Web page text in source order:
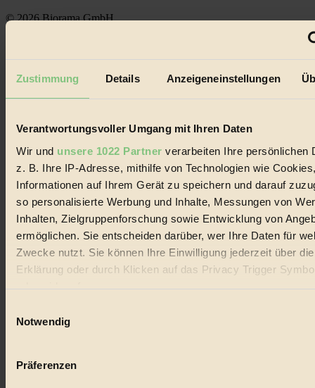
Zustimmung Details Anzeigeneinstellungen
Verantwortungsvoller Umgang mit Ihren Daten
Wir und unsere 1022 Partner verarbeiten Ihre persönlichen
z. B. Ihre IP-Adresse, mithilfe von Technologien wie
Informationen auf Ihrem Gerät zu speichern und darauf
so personalisierte Werbung und Inhalte, Messungen von
Inhalten, Zielgruppenforschung sowie Entwicklung von
ermöglichen. Sie entscheiden darüber, wer Ihre Daten für
Zwecke nutzt. Sie können Ihre Einwilligung jederzeit über
Erklärung oder durch Klicken auf das Privacy Trigger
oder widerrufen
Wenn Sie es erlauben, würden wir auch gerne:
Ihr Gerät durch aktives Scannen nach bestimmten
Notwendig
Präferenzen
© 2026 Biorama GmbH
Handels mit Bioprodukten, des Fair-Trade sowie der Branche
Social Media
22.601 Fans auf Facebook
3.415 Follower auf Twitter
Folge uns auf Instagram
Themen
Bio
Vegan